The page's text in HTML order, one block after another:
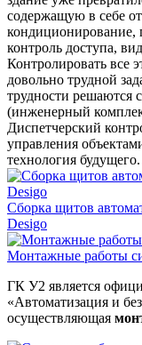
содержащую в себе
кондиционирование,
контроль доступа,
Контролировать все
довольно трудной
трудности решаются
(инженерный
Диспетчерский
управления
технология будущего.
Сборка щитов
Desigo
Монтажные работы
ГК У2 является
«Автоматизация и
осуществляющая